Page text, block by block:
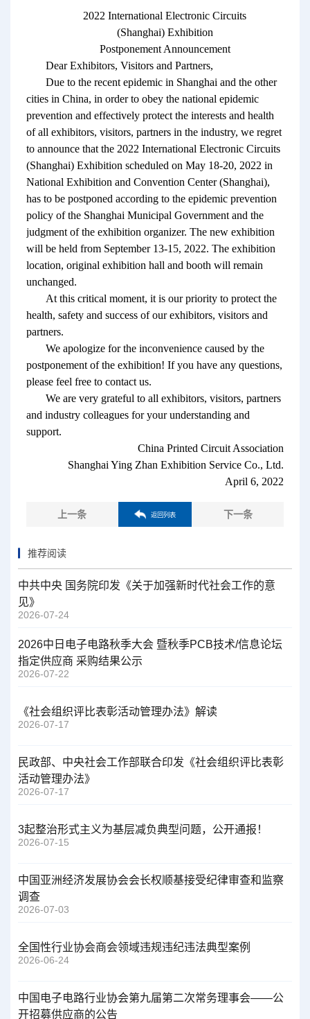
2022 International Electronic Circuits
(Shanghai) Exhibition
Postponement Announcement
Dear Exhibitors, Visitors and Partners,
Due to the recent epidemic in Shanghai and the other
cities in China, in order to obey the national epidemic
prevention and effectively protect the interests and health
of all exhibitors, visitors, partners in the industry, we regret
to announce that the 2022 International Electronic Circuits
(Shanghai) Exhibition scheduled on May 18-20, 2022 in
National Exhibition and Convention Center (Shanghai),
has to be postponed according to the epidemic prevention
policy of the Shanghai Municipal Government and the
judgment of the exhibition organizer. The new exhibition
will be held from September 13-15, 2022. The exhibition
location, original exhibition hall and booth will remain
unchanged.
At this critical moment, it is our priority to protect the
health, safety and success of our exhibitors, visitors and
partners.
We apologize for the inconvenience caused by the
postponement of the exhibition! If you have any questions,
please feel free to contact us.
We are very grateful to all exhibitors, visitors, partners
and industry colleagues for your understanding and
support.
China Printed Circuit Association
Shanghai Ying Zhan Exhibition Service Co., Ltd.
April 6, 2022
上一条 返回列表 下一条
推荐阅读
中共中央 国务院印发《关于加强新时代社会工作的意
见》
2026-07-24
2026中日电子电路秋季大会 暨秋季PCB技术/信息论坛
指定供应商 采购结果公示
2026-07-22
《社会组织评比表彰活动管理办法》解读
2026-07-17
民政部、中央社会工作部联合印发《社会组织评比表彰
活动管理办法》
2026-07-17
3起整治形式主义为基层减负典型问题，公开通报！
2026-07-15
中国亚洲经济发展协会会长权顺基接受纪律审查和监察
调查
2026-07-03
全国性行业协会商会领域违规违纪违法典型案例
2026-06-24
中国电子电路行业协会第九届第二次常务理事会——公
开招募供应商的公告